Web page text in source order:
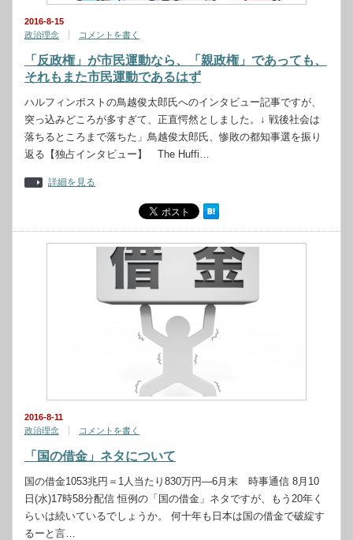
2016-8-15
政治理念
コメントを書く
「反政権」が市民運動なら、「親政権」であっても、
それもまた市民運動であるはず
ハルフィンポストの鳥越俊太郎氏へのインタビュー記事ですが、
突っ込みどころが多すぎて、正直愕然としました。↓ 戦後社会は
落ちるところまで落ちた」鳥越俊太郎氏、惨敗の都知事選を振り
返る【独占インタビュー】 The Huffi…
詳細を見る
2016-8-11
政治理念
コメントを書く
「国の借金」ネタについて
国の借金1053兆円＝1人当たり830万円―6月末 時事通信 8月10
日(水)17時58分配信 恒例の「国の借金」ネタですが、もう20年く
らいは続いているでしょうか。 何十年も日本は国の借金で破綻す
るーと言…